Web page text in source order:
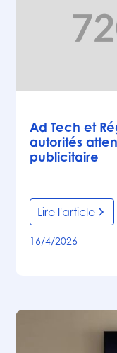
Ad Tech et
autorités
publicitaire
Lire l'article
16/4/2026